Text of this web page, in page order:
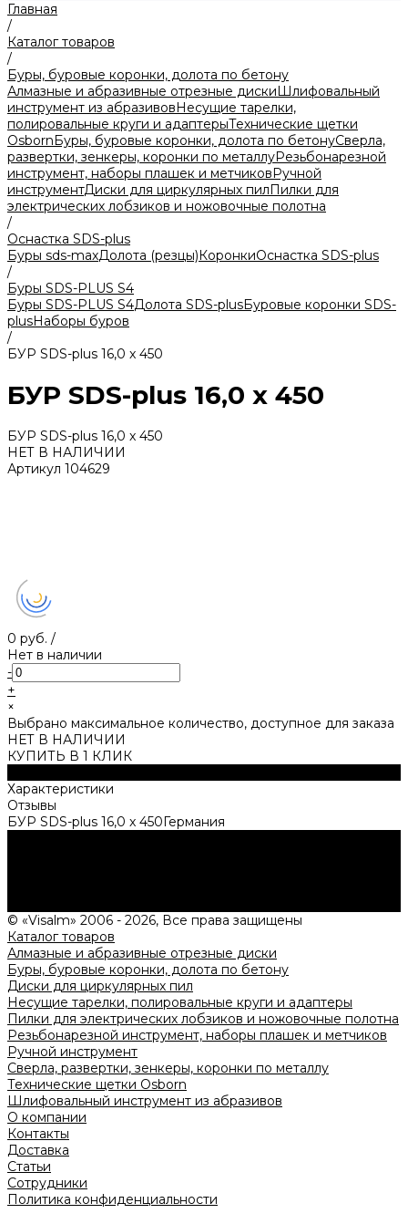
Главная
/
Каталог товаров
/
Буры, буровые коронки, долота по бетону
Алмазные и абразивные отрезные дискиШлифовальный
инструмент из абразивовНесущие тарелки,
полировальные круги и адаптерыТехнические щетки
OsbornБуры, буровые коронки, долота по бетонуСверла,
развертки, зенкеры, коронки по металлуРезьбонарезной
инструмент, наборы плашек и метчиковРучной
инструментДиски для циркулярных пилПилки для
электрических лобзиков и ножовочные полотна
/
Оснастка SDS-plus
Буры sds-maxДолота (резцы)КоронкиОснастка SDS-plus
/
Буры SDS-PLUS S4
Буры SDS-PLUS S4Долота SDS-plusБуровые коронки SDS-
plusНаборы буров
/
БУP SDS-plus 16,0 x 450
БУP SDS-plus 16,0 x 450
БУP SDS-plus 16,0 x 450
НЕТ В НАЛИЧИИ
Артикул 104629
0 руб. /
Нет в наличии
-
+
×
Выбрано максимальное количество, доступное для заказа
НЕТ В НАЛИЧИИ
КУПИТЬ В 1 КЛИК
Характеристики
Отзывы
БУP SDS-plus 16,0 x 450Германия
© «Visalm» 2006 - 2026, Все права защищены
Каталог товаров
Алмазные и абразивные отрезные диски
Буры, буровые коронки, долота по бетону
Диски для циркулярных пил
Несущие тарелки, полировальные круги и адаптеры
Пилки для электрических лобзиков и ножовочные полотна
Резьбонарезной инструмент, наборы плашек и метчиков
Ручной инструмент
Сверла, развертки, зенкеры, коронки по металлу
Технические щетки Osborn
Шлифовальный инструмент из абразивов
О компании
Контакты
Доставка
Статьи
Сотрудники
Политика конфиденциальности